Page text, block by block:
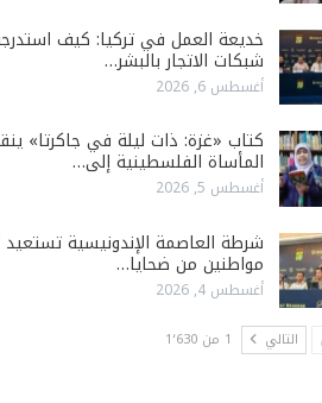
خديعة العمل في تركيا: كيف
شبكات الاتجار بالبشر…
أغسطس 6, 2026
كتاب «غزة: ذات ليلة في جاكرتا»
المأساة الفلسطينية إلى…
أغسطس 5, 2026
شرطة العاصمة الإندونيسية تستعيد
مواطنين من ضحايا…
أغسطس 4, 2026
التالي 1 من 1٬630